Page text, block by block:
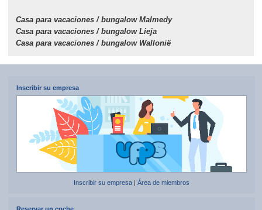
Casa para vacaciones / bungalow Malmedy
Casa para vacaciones / bungalow Lieja
Casa para vacaciones / bungalow Wallonië
Inscribir su empresa
Inscribir su empresa| Área de miembros